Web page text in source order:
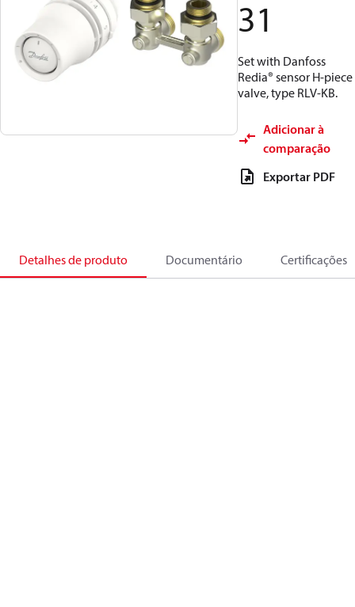
31
Set with Danfoss
Redia® sensor H-piece
valve, type RLV-KB.
Adicionar à
comparação
Exportar PDF
Detalhes de produto Documentário Certificações